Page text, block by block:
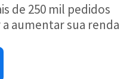
de 250 mil pedidos
aumentar sua renda